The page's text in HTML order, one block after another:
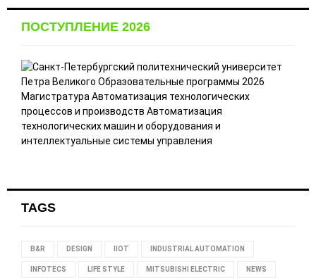
ПОСТУПЛЕНИЕ 2026
TAGS
B&R DESIGN IIOT INDUSTRIAL AUTOMATION
INFOTECS LIFE STYLE MITSUBISHI ELECTRIC NEWS